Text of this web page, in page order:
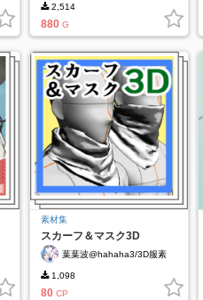
2,514
880 G
素材集
スカーフ＆マスク3D
葉葉波@hahaha3/3D服素
1,098
80 CP